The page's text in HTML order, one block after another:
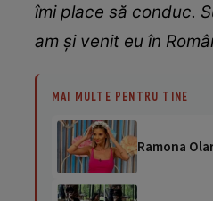
îmi place să conduc.
am și venit eu în
MAI MULTE PENTRU TINE
Ramona